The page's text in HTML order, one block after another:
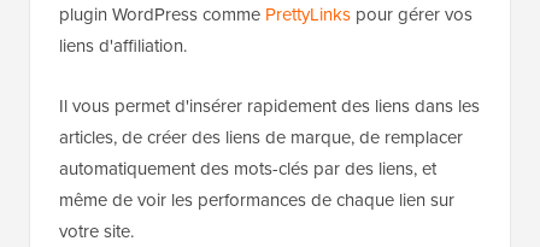
plugin WordPress comme PrettyLinks pour gérer vos
liens d'affiliation.
Il vous permet d'insérer rapidement des liens dans les
articles, de créer des liens de marque, de remplacer
automatiquement des mots-clés par des liens, et
même de voir les performances de chaque lien sur
votre site.